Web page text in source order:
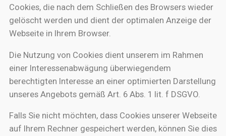
Cookies, die nach dem Schließen des Browsers wieder
gelöscht werden und dient der optimalen Anzeige der
Webseite in Ihrem Browser.
Die Nutzung von Cookies dient unserem im Rahmen
einer Interessenabwägung überwiegendem
berechtigten Interesse an einer optimierten Darstellung
unseres Angebots gemäß Art. 6 Abs. 1 lit. f DSGVO.
Falls Sie nicht möchten, dass Cookies unserer Webseite
auf Ihrem Rechner gespeichert werden, können Sie dies